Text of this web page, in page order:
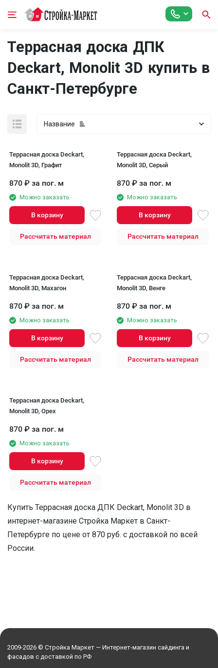
Террасная доска ДПК
Deckart, Monolit 3D купить в
Санкт-Петербурге
Название
Террасная доска Deckart,
Monolit 3D, Графит
870 ₽ за пог. м
Можно заказать
В корзину
Рассчитать материал
Террасная доска Deckart,
Monolit 3D, Серый
870 ₽ за пог. м
Можно заказать
В корзину
Рассчитать материал
Террасная доска Deckart,
Monolit 3D, Махагон
870 ₽ за пог. м
Можно заказать
В корзину
Рассчитать материал
Террасная доска Deckart,
Monolit 3D, Венге
870 ₽ за пог. м
Можно заказать
В корзину
Рассчитать материал
Террасная доска Deckart,
Monolit 3D, Орех
870 ₽ за пог. м
Можно заказать
В корзину
Рассчитать материал
Купить Террасная доска ДПК Deckart, Monolit 3D в
интернет-магазине Стройка Маркет в Санкт-
Петербурге по цене от 870 руб. с доставкой по всей
России.
2009-2026 © Стройка Маркет — Интернет-магазин сайдинга и
фасадов с доставкой по РФ